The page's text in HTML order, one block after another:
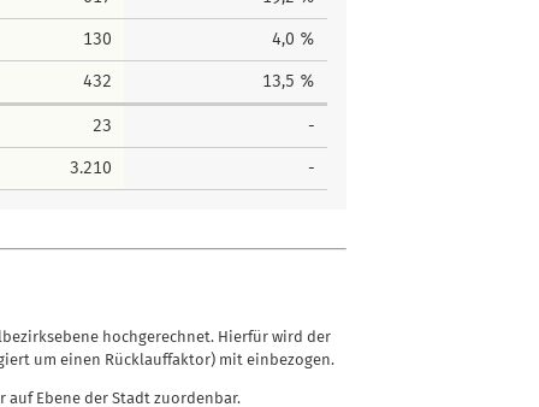
130 4,0 %
432 13,5 %
23 -
3.210 -
hochgerechnet. Hierfür wird der
um einen Rücklauffaktor) mit einbezogen.
Ebene der Stadt zuordenbar.